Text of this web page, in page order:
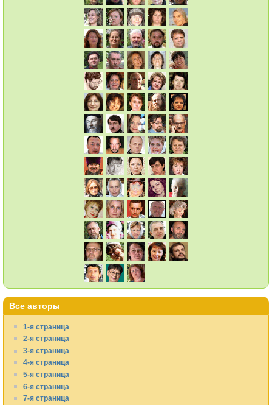
Все авторы
1-я страница
2-я страница
3-я страница
4-я страница
5-я страница
6-я страница
7-я страница